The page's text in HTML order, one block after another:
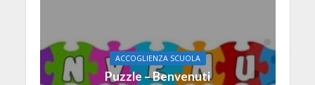
ACCOGLIENZA SCUOLA
Puzzle – Benvenuti